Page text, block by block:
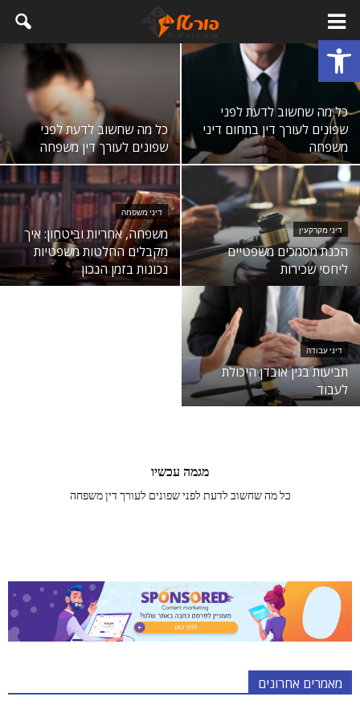
פתח סרגל נגישות
כל מה שחשוב לדעת לפני
שפונים לעורך דין בתחום דיני
משפחה
כל מה שחשוב לדעת לפני
שפונים לעורך דין משפחה
דיני מקרקעין
הכנת מסמכים משפטיים
ליחסי שכירות
דיני משפחה
משפחה, אחריות וביטחון: איך
מקבלים החלטות משפטיות
נכונות בזמן הנכון
דיני עבודה
תביעות בגין אובדן היכולת
לעבוד
מגמה עכשיו
כל מה שחשוב לדעת לפני שפונים לעורך דין משפחה
מאמרים אחרונים